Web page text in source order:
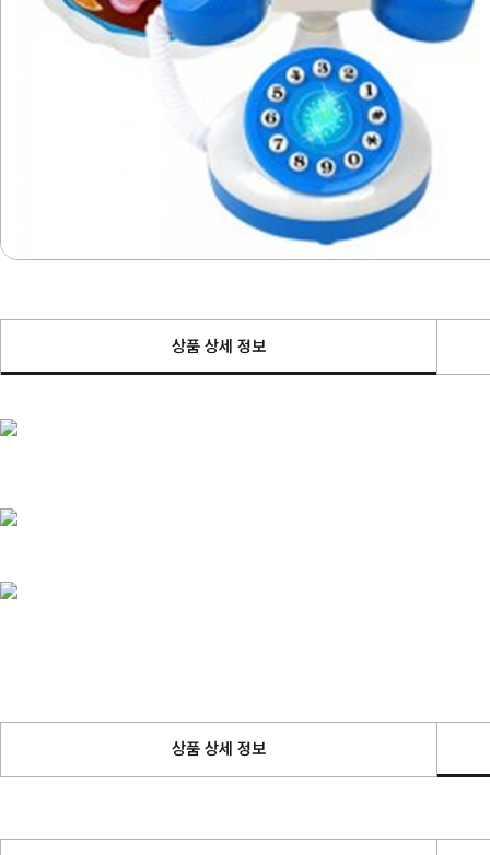
상품 상세 정보
상품 상세 정보